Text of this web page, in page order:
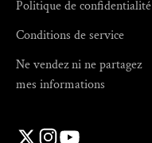
Politique de confidentialité
Conditions de service
Ne vendez ni ne partagez
mes informations